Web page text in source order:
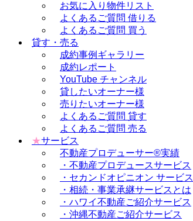
お気に入り物件リスト
よくあるご質問 借りる
よくあるご質問 買う
貸す・売る
成約事例ギャラリー
成約レポート
YouTube チャンネル
貸したいオーナー様
売りたいオーナー様
よくあるご質問 貸す
よくあるご質問 売る
★サービス
不動産プロデューサー®実績
・不動産プロデュースサービス
・セカンドオピニオン サービス
・相続・事業承継サービスとは
・ハワイ不動産ご紹介サービス
・沖縄不動産ご紹介サービス